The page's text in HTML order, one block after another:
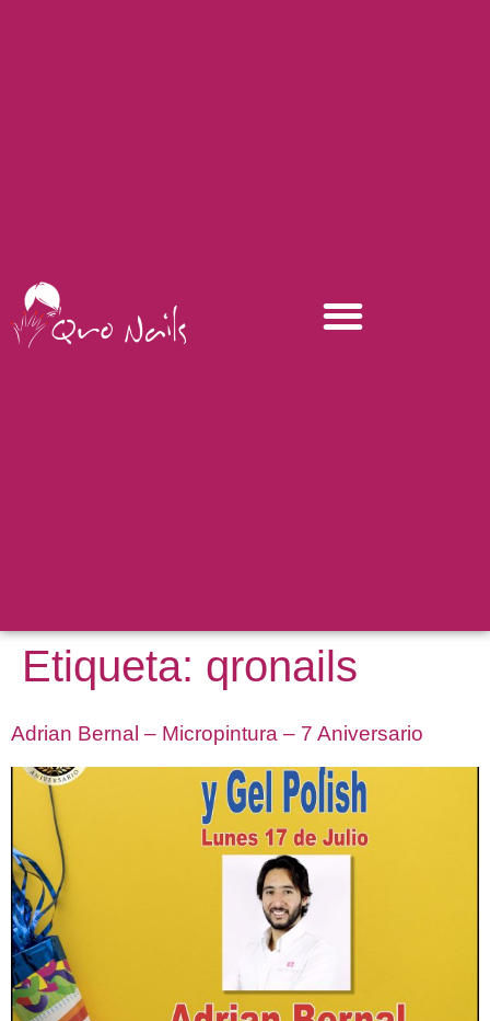
Etiqueta: qronails
Adrian Bernal – Micropintura – 7 Aniversario